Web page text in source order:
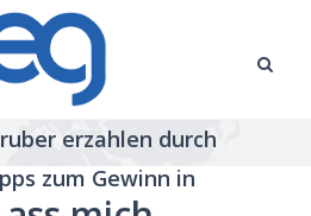
erzahlen durch
zum Gewinn in